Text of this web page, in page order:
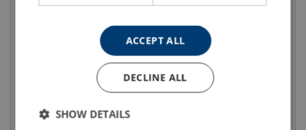
Vis produkt
ACCEPT ALL
DECLINE ALL
SHOW DETAILS